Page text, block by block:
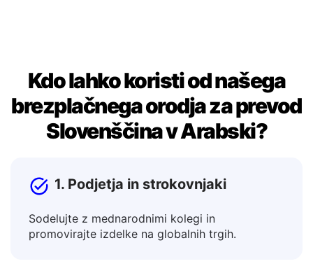
Kdo lahko koristi od našega
brezplačnega orodja za prevod
1. Podjetja in strokovnjaki